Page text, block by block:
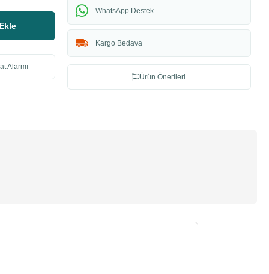
Alarmı
WhatsApp Destek
Kargo Bedava
Ürün Önerileri